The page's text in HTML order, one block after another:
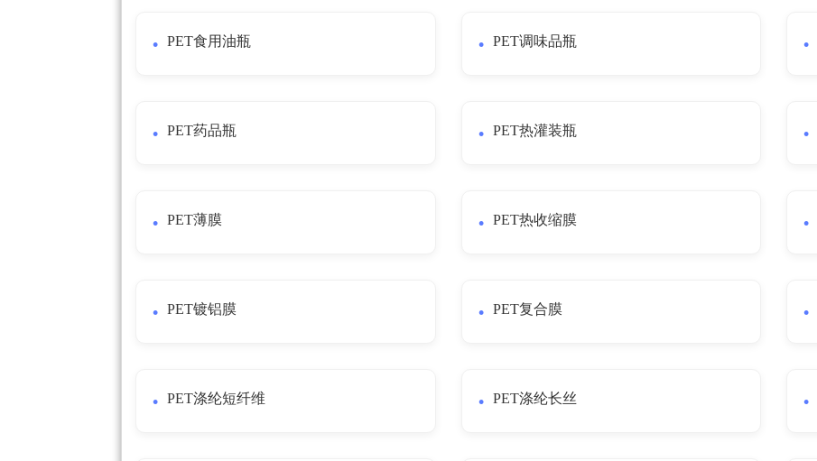
PET食用油瓶 PET调味品瓶
PET药品瓶 PET热灌装瓶
PET薄膜 PET热收缩膜
PET镀铝膜 PET复合膜
PET涤纶短纤维 PET涤纶长丝